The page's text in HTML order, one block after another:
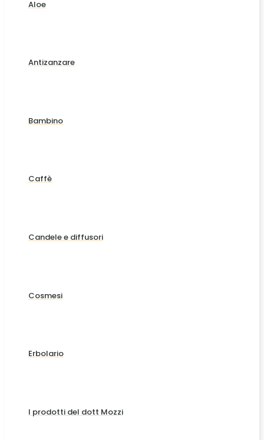
Aloe
Antizanzare
Bambino
Caffè
Candele e diffusori
Cosmesi
Erbolario
I prodotti del dott Mozzi